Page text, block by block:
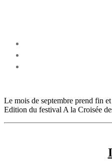
Le mois de septembre prend fin
Edition du festival A la Croisée